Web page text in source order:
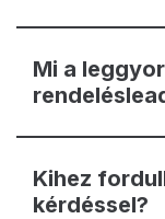
Mi a
Kihez
kérdéssel?